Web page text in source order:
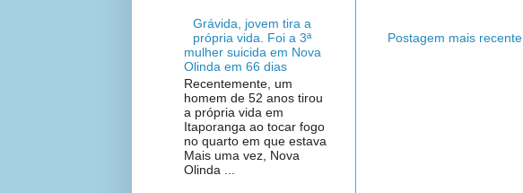
Postagem mais recente
Grávida, jovem tira a
própria vida. Foi a 3ª
mulher suicida em Nova
Olinda em 66 dias
Recentemente, um
homem de 52 anos tirou
a própria vida em
Itaporanga ao tocar fogo
no quarto em que estava
Mais uma vez, Nova
Olinda ...